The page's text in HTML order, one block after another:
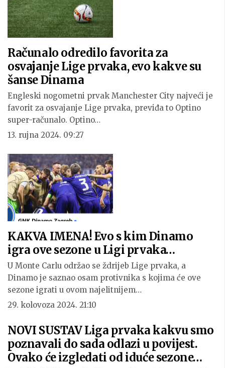
Računalo odredilo favorita za
osvajanje Lige prvaka, evo kakve su
šanse Dinama
Engleski nogometni prvak Manchester City najveći je
favorit za osvajanje Lige prvaka, previđa to Optino
super-računalo. Optino…
13. rujna 2024. 09:27
KAKVA IMENA! Evo s kim Dinamo
igra ove sezone u Ligi prvaka…
U Monte Carlu održao se ždrijeb Lige prvaka, a
Dinamo je saznao osam protivnika s kojima će ove
sezone igrati u ovom najelitnijem…
29. kolovoza 2024. 21:10
NOVI SUSTAV Liga prvaka kakvu smo
poznavali do sada odlazi u povijest.
Ovako će izgledati od iduće sezone…